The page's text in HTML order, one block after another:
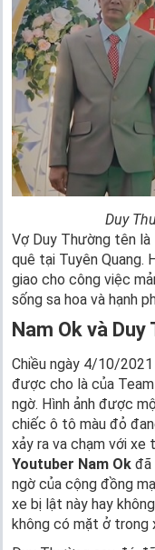
Duy
Vợ Duy Thường tên là
quê tại Tuyên Quang.
giao cho công việc
sống sa hoa và hạnh
Nam Ok và
Chiều ngày 4/10/
được cho là của
ngờ. Hình ảnh được
chiếc ô tô màu đỏ
xảy ra va chạm với xe
Youtuber Nam Ok đã
ngờ của cộng đồng
xe bị lật này hay
không có mặt ở trong